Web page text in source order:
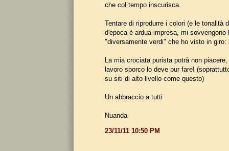
che col tempo inscurisca.
Tentare di riprodurre i colori (e le tonalità
d'epoca è ardua impresa, mi sovvengono
"diversamente verdi" che ho visto in giro:
La mia crociata purista potrà non
lavoro sporco lo deve pur fare!
su siti di alto livello come questo)
Un abbraccio a tutti
Nuanda
23/11/11 10:50 PM